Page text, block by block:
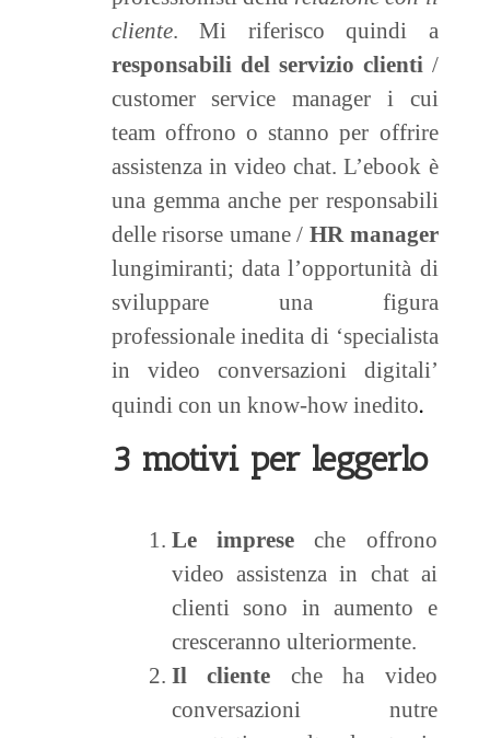
cliente. Mi riferisco quindi a
responsabili del servizio clienti/
customer service manager i cui
team offrono o stanno per offrire
assistenza in video chat. L’ebook è
una gemma anche per responsabili
delle risorse umane / HR manager
lungimiranti; data l’opportunità di
sviluppare una figura
professionale inedita di ‘specialista
in video conversazioni digitali’
quindi con un know-how inedito.
3 motivi per leggerlo
Le imprese che offrono
video assistenza in chat ai
clienti sono in aumento e
cresceranno ulteriormente.
Il cliente che ha video
conversazioni nutre